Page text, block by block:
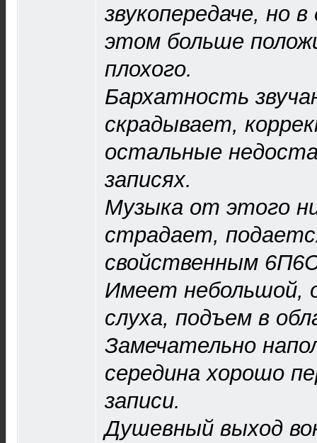
звукопередаче, но
этом больше
плохого.
Бархатность
скрадывает,
остальные
записях.
Музыка от этого
страдает,
свойственным
Имеет небольшой,
слуха, подъем в
Замечательно
середина хорошо
записи.
Душевный выход